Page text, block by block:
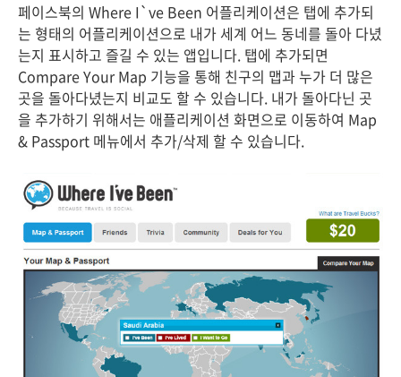
페이스북의 Where I`ve Been 어플리케이션은 탭에 추가되
는 형태의 어플리케이션으로 내가 세계 어느 동네를 돌아 다녔
는지 표시하고 즐길 수 있는 앱입니다. 탭에 추가되면
Compare Your Map 기능을 통해 친구의 맵과 누가 더 많은
곳을 돌아다녔는지 비교도 할 수 있습니다. 내가 돌아다닌 곳
을 추가하기 위해서는 애플리케이션 화면으로 이동하여 Map
& Passport 메뉴에서 추가/삭제 할 수 있습니다.